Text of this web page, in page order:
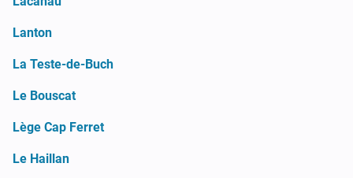
Lanton
La Teste-de-Buch
Le Bouscat
Lège Cap Ferret
Le Haillan